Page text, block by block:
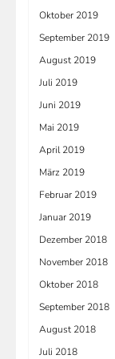
Oktober 2019
September 2019
August 2019
Juli 2019
Juni 2019
Mai 2019
April 2019
März 2019
Februar 2019
Januar 2019
Dezember 2018
November 2018
Oktober 2018
September 2018
August 2018
Juli 2018